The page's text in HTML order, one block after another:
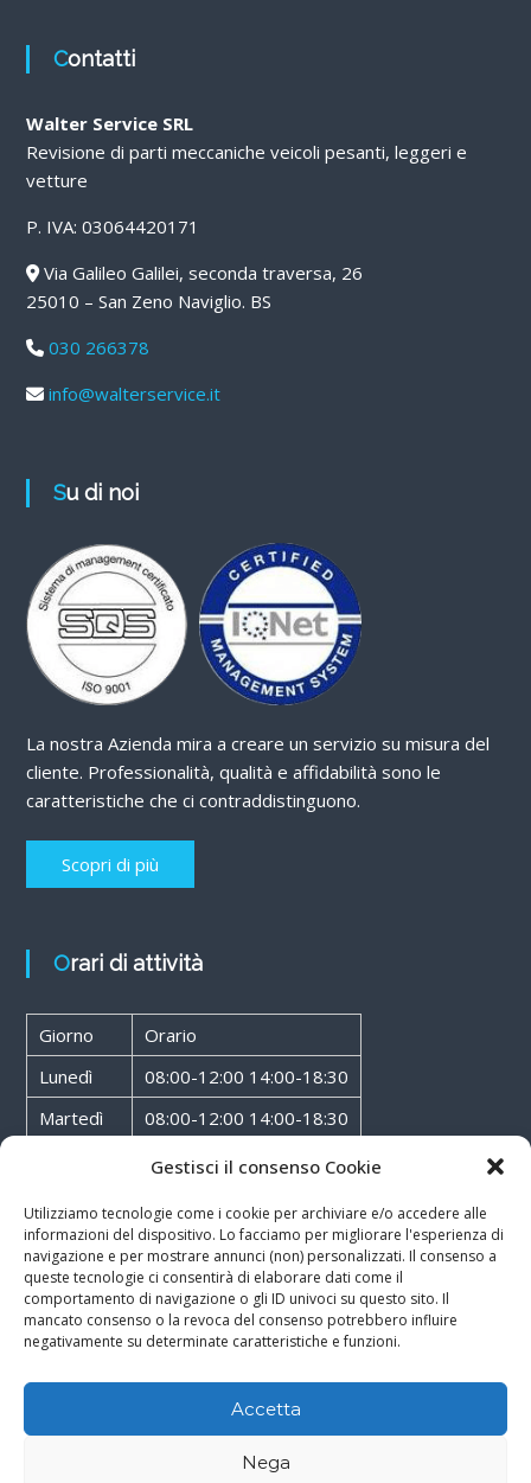
Gestisci il consenso Cookie
Utilizziamo tecnologie come i cookie per archiviare e/o accedere alle
informazioni del dispositivo. Lo facciamo per migliorare l'esperienza di
navigazione e per mostrare annunci (non) personalizzati. Il consenso a
queste tecnologie ci consentirà di elaborare dati come il
comportamento di navigazione o gli ID univoci su questo sito. Il
mancato consenso o la revoca del consenso potrebbero influire
negativamente su determinate caratteristiche e funzioni.
Accetta
Nega
Contatti
Walter Service SRL
Revisione di parti meccaniche veicoli pesanti, leggeri e
vetture
P. IVA: 03064420171
Via Galileo Galilei, seconda traversa, 26
25010 – San Zeno Naviglio. BS
030 266378
info@walterservice.it
Su di noi
La nostra Azienda mira a creare un servizio su misura del
cliente. Professionalità, qualità e affidabilità sono le
caratteristiche che ci contraddistinguono.
Scopri di più
Orari di attività
Giorno
Orario
Lunedì
08:00-12:00 14:00-18:30
Martedì
08:00-12:00 14:00-18:30
08:00-12:00 14:00-18:30
Giovedì
08:00-12:00 14:00-18:30
Venerdì
08:00-12:00 14:00-18:30
Sabato
08:00-12:00
Rossoxweb